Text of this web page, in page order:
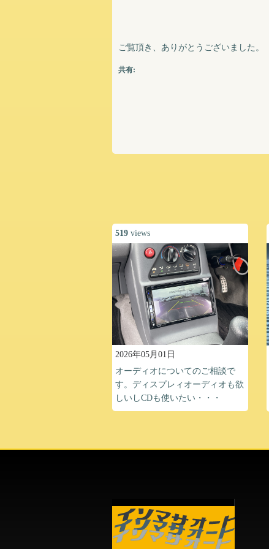
ご覧頂き、ありがとうございました。
共有:
519 views
2026年05月01日
オーディオについてのご相談で
す。ディスプレィオーディオも欲
しいしCDも使いたい・・・